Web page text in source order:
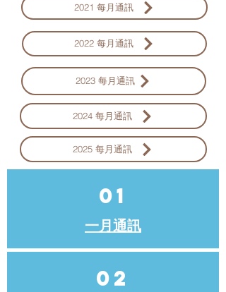
2021 每月通訊
2022 每月通訊
2023 每月通訊
2024 每月通訊
2025 每月通訊
01
一月通訊
02